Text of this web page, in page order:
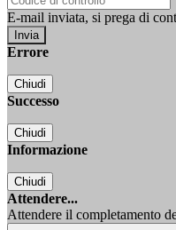
E-mail inviata, si prega di
Errore
Chiudi
Successo
Chiudi
Informazione
Chiudi
Attendere...
Attendere il completamento